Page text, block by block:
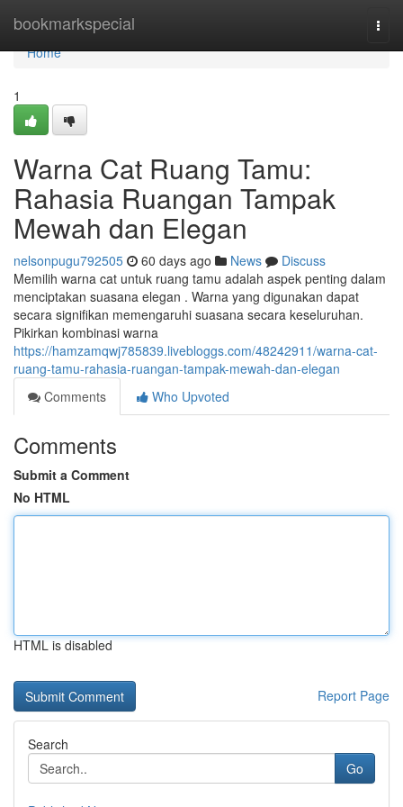
bookmarkspecial
Home
Home
1
Warna Cat Ruang Tamu:
Rahasia Ruangan Tampak
Mewah dan Elegan
nelsonpugu792505 60 days ago News
Discuss
Memilih warna cat untuk ruang tamu adalah aspek penting dalam
menciptakan suasana elegan . Warna yang digunakan dapat
secara signifikan memengaruhi suasana secara keseluruhan.
Pikirkan kombinasi warna
https://hamzamqwj785839.livebloggs.com/48242911/warna-cat-
ruang-tamu-rahasia-ruangan-tampak-mewah-dan-elegan
Comments
Who Upvoted
Comments
Submit a Comment
No HTML
HTML is disabled
Report Page
Search
Go